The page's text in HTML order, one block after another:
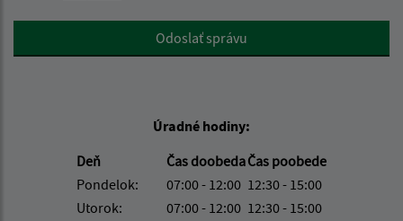
Google reCaptcha ResponseOdoslať správu
Úradné hodiny:
Deň
Čas doobedaČas poobede
Pondelok:
07:00 - 12:00 12:30 - 15:00
Utorok:
07:00 - 12:00 12:30 - 15:00